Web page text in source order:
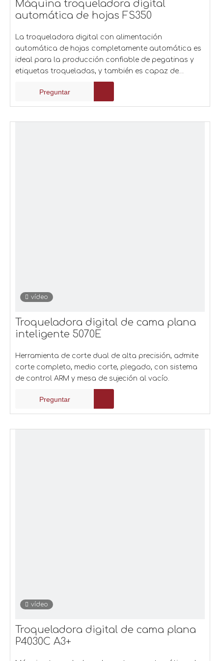
Máquina troqueladora digital
automática de hojas FS350
La troqueladora digital con alimentación
automática de hojas completamente automática es
ideal para la producción confiable de pegatinas y
etiquetas troqueladas, y también es capaz de
realizar cortes completos limitados. La velocidad
máxima de corte es de 1500 mm/s.
Preguntar
vídeo
Troqueladora digital de cama plana
inteligente 5070E
Herramienta de corte dual de alta precisión, admite
corte completo, medio corte, plegado, con sistema
de control ARM y mesa de sujeción al vacío.
Preguntar
vídeo
Troqueladora digital de cama plana
P4030C A3+